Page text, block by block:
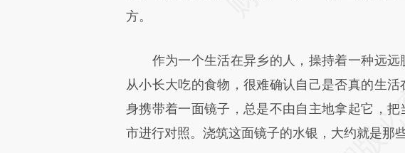
方。
作为一个生活在异乡的人，操持着一种远远
从小长大吃的食物，很难确认自己是否真的生
身携带着一面镜子，总是不由自主地拿起它，
市进行对照。浇筑这面镜子的水银，大约就是那